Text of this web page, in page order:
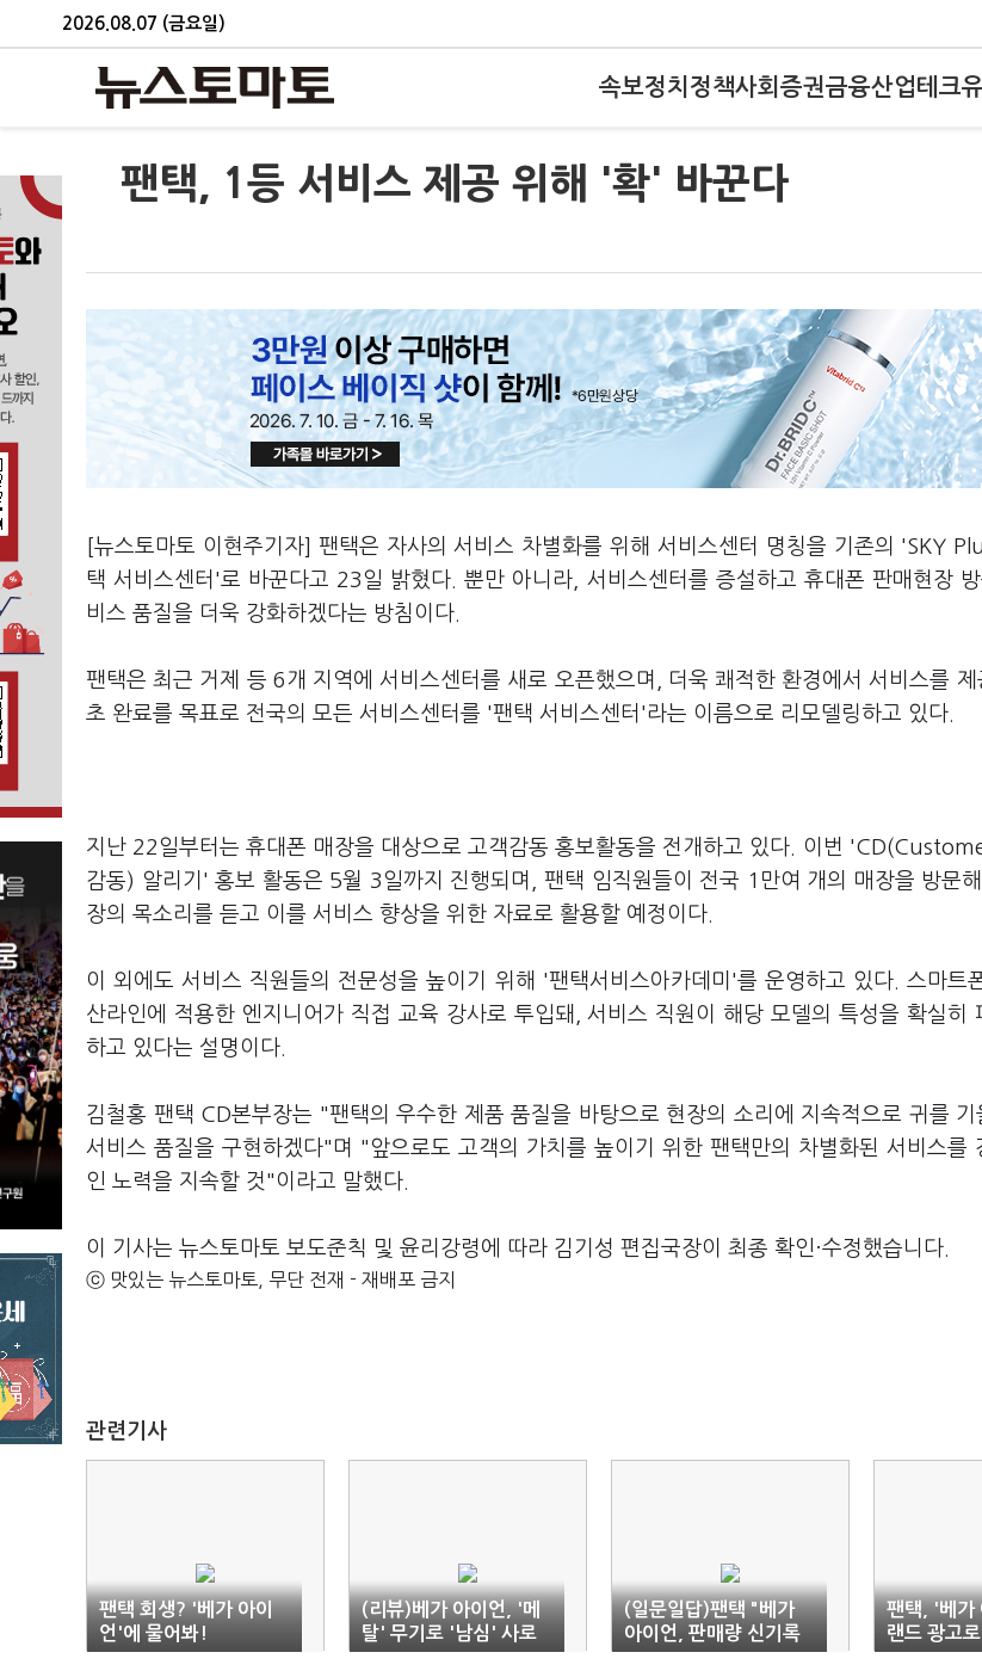
2026.08.07 (금요일)
속보정치 정책사회 증권금융산업테크
팬택, 1등 서비스 제공 위해 '확' 바꾼다
[뉴스토마토 이현주기자] 팬택은 자사의 서비스 차별화를 위해 서비스센터 명칭을 기존의 'SKY
택 서비스센터'로 바꾼다고 23일 밝혔다. 뿐만 아니라, 서비스센터를 증설하고 휴대폰 판매현장
비스 품질을 더욱 강화하겠다는 방침이다.
팬택은 최근 거제 등 6개 지역에 서비스센터를 새로 오픈했으며, 더욱 쾌적한 환경에서 서비스를
초 완료를 목표로 전국의 모든 서비스센터를 '팬택 서비스센터'라는 이름으로 리모델링하고 있다.
지난 22일부터는 휴대폰 매장을 대상으로 고객감동 홍보활동을 전개하고 있다. 이번
감동) 알리기' 홍보 활동은 5월 3일까지 진행되며, 팬택 임직원들이 전국 1만여 개의 매장을 방문
장의 목소리를 듣고 이를 서비스 향상을 위한 자료로 활용할 예정이다.
이 외에도 서비스 직원들의 전문성을 높이기 위해 '팬택서비스아카데미'를 운영하고 있다. 스마트
산라인에 적용한 엔지니어가 직접 교육 강사로 투입돼, 서비스 직원이 해당 모델의 특성을 확실히
하고 있다는 설명이다.
김철홍 팬택 CD본부장는 "팬택의 우수한 제품 품질을 바탕으로 현장의 소리에 지속적으로 귀를
서비스 품질을 구현하겠다"며 "앞으로도 고객의 가치를 높이기 위한 팬택만의 차별화된 서비스를
인 노력을 지속할 것"이라고 말했다.
이 기사는 뉴스토마토 보도준칙 및 윤리강령에 따라 김기성 편집국장이 최종 확인·수정했습니다.
ⓒ 맛있는 뉴스토마토, 무단 전재 - 재배포 금지
관련기사
팬택 회생? '베가 아이
언'에 물어봐!
(리뷰)베가 아이언, '메
탈' 무기로 '남심' 사로
잡다
(일문일답)팬택 "베가
아이언, 판매량 신기록
세울 것"
팬택, '베가
랜드 광고
기 나서